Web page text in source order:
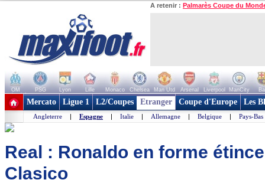
A retenir : Palmarès Coupe du
OM PSG Lyon Lille Monaco Chelsea Man Utd Arsenal Liverpool ManCity
+ de clubs
Mercato Ligue 1 L2/Coupes Etranger Coupe d'Europe Les
Angleterre | Espagne | Italie | Allemagne | Belgique | Pays-Bas
Real : Ronaldo en forme
Clasico